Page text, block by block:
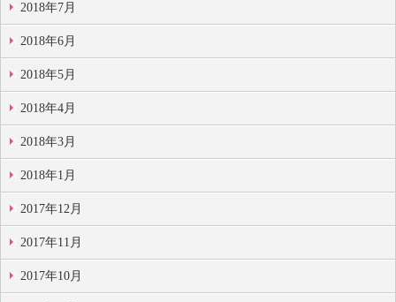
2018年7月
2018年6月
2018年5月
2018年4月
2018年3月
2018年1月
2017年12月
2017年11月
2017年10月